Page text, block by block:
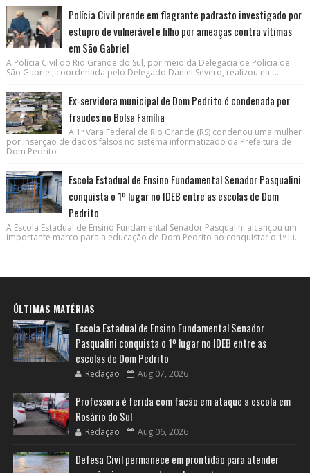
Polícia Civil prende em flagrante padrasto investigado por
estupro de vulnerável e filho por ameaças contra vítimas
em São Gabriel
A Polícia Civil do Rio Grande do Sul, por meio da Delegacia de Polícia de
São Gabriel, coordenada pelo Delegado Daniel Severo, realizou na t...
Ex-servidora municipal de Dom Pedrito é condenada por
fraudes no Bolsa Família
A 1ª Vara Federal de Rio Grande (RS) condenou uma mulher
por inserção de dados falsos no sistema informatizado da Prefeitura de
Dom Pedrito ...
Escola Estadual de Ensino Fundamental Senador Pasqualini
conquista o 1º lugar no IDEB entre as escolas de Dom
Pedrito
A Escola Estadual de Ensino Fundamental Senador Pasqualini alcançou um
importante marco para a educação de Dom Pedrito ao conquistar o 1º lu...
ÚLTIMAS MATÉRIAS
Escola Estadual de Ensino Fundamental Senador
Pasqualini conquista o 1º lugar no IDEB entre as
escolas de Dom Pedrito
Redação Aug 07, 2026
Professora é ferida com facão em ataque a escola em
Rosário do Sul
Redação Aug 06, 2026
Defesa Civil permanece em prontidão para atender